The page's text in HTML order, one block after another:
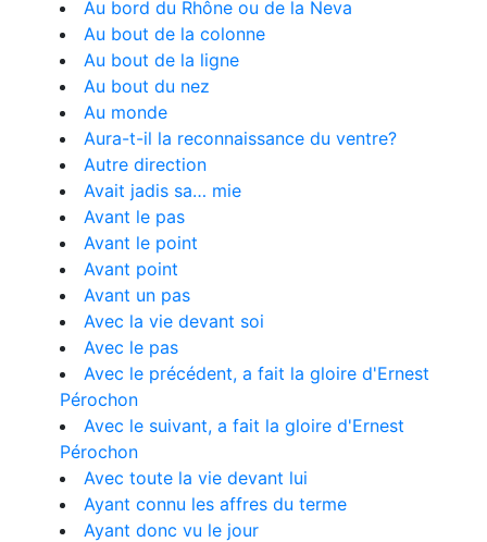
Au bord du Rhône ou de la Neva
Au bout de la colonne
Au bout de la ligne
Au bout du nez
Au monde
Aura-t-il la reconnaissance du ventre?
Autre direction
Avait jadis sa… mie
Avant le pas
Avant le point
Avant point
Avant un pas
Avec la vie devant soi
Avec le pas
Avec le précédent, a fait la gloire d'Ernest
Pérochon
Avec le suivant, a fait la gloire d'Ernest
Pérochon
Avec toute la vie devant lui
Ayant connu les affres du terme
Ayant donc vu le jour